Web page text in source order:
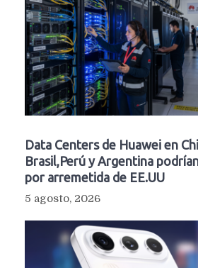
Data Centers de Huawei en
Brasil,Perú y Argentina
por arremetida de EE.UU
5 agosto, 2026